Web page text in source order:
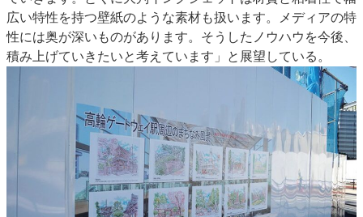
広い特性を持つ壁紙のような素材も扱います。メディアの特
性には奥が深いものがあります。そうしたノウハウを今後、
積み上げていきたいと考えています」と展望している。